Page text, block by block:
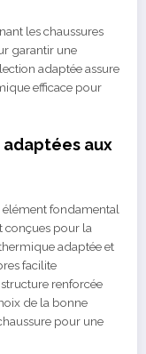
les chaussures
garantir une
adaptée assure
efficace pour
aux
élément fondamental
conçues pour la
adaptée et
facilite
renforcée
de la bonne
pour une